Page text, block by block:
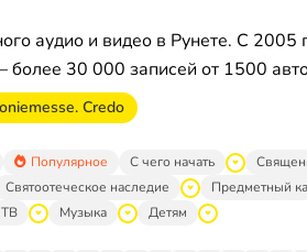
аудио и видео в Рунете. С 2005
30 000 записей от 1500
Credo
Популярное С чего начать
Святоотеческое наследие
Предметный
Музыка Детям